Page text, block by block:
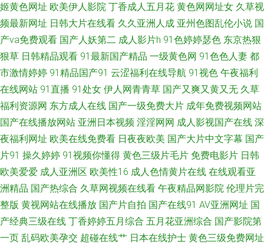
版 免费电影大全网站 中国在线播放 看黄a大片日 在线黑丝91 伦理第一页 怡
春院一区二区 后入综合网 亚洲欧洲专线 国产亚洲欧美系列 亚瑟AV亚洲精品
一区二区 经典亚洲美女口爆毒龙 伊人VA导航站 九一国产综合在线观看 淫娘
另类综合欧美变态 在线看日 久热这里只有精品国产 中文字幕51黑料 免费精
品国偷 91视频网站豆花 欧美人妖aa 91免费起飞18 能看的黄a大片网站 最新
电影免费网站 免费观看羞羞网站 中文字幕在线观看日本 欧美变态另类 51久
久成人国产精品麻豆 男人的电影天堂 最新国产·精 鲁鲁在线视频 在线亚洲一
区一区三区 妈妈的秘密 综a合v热 免费日本污漫bm 中文字幕欧美 免费在线
姬黄色网址 欧美伊人影院 丁香成人五月花 黄色网网址女 久草视
频最新网址 日韩大片在线看 久久亚洲人成 亚州色图乱伦小说 国
产va免费观看 国产人妖第二 成人影片h 91色婷婷瑟色 东京热狠
狠草 日韩精品观看 91最新国产精品 一级黄色网 91色色人妻 都
市激情婷婷 91精品国产91 云涩福利在线导航 91视色 午夜福利
在线网站 91直播 91处女 伊人网青青草 国产又爽又黄又无 久草
福利资源网 东方成人在线 国产一级免费大片 成年免费视频网站
国产在线播放网站 亚洲日本视频 淫淫网网 成人影视国产在线 深
夜福利网址 欧美在线免费看 日夜夜欧美 国产大片中文字幕 国产
片91 操久婷婷 91视频你懂得 黄色三级片毛片 免费电影片 日韩
欧美爱爱 成人亚洲区 欧美性16 成人色情黄片在线 在线观看亚
洲精品 国产热综合 久草网视频在线看 午夜精品网影院 伦理片完
整版 黄视网站在线播放 国产片自拍 国产在线91 AV亚洲网址 国
产经典三级在线 丁香婷婷五月综合 五月花亚洲综合 国产影院第
一页 乱码欧美孕交 超碰在线艹 日本在线护士 黄色三级免费网址